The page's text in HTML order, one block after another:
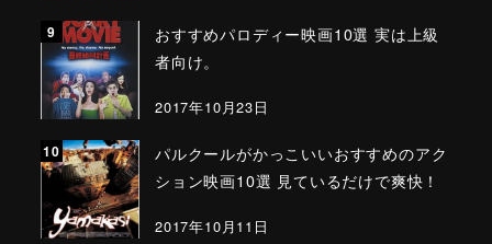
おすすめパロディー映画10選 実は上級
者向け。
2017年10月23日
パルクールがかっこいいおすすめのアク
ション映画10選 見ているだけで爽快！
2017年10月11日